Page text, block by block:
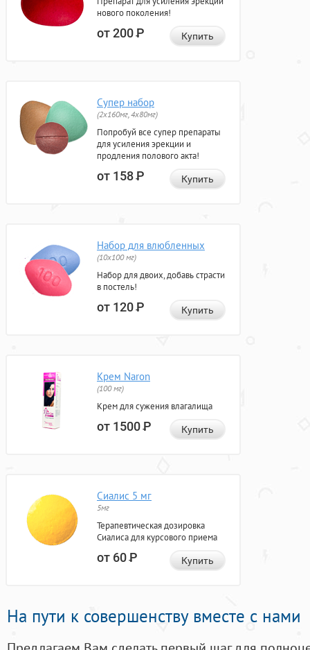
нового поколения!
от 200Р Купить
Супер набор
(2х160мг, 4х80мг)
Попробуй все супер препараты
для усиления эрекции и
продления полового акта!
от 158Р Купить
Набор для влюбленных
(10х100 мг)
Набор для двоих, добавь страсти
в постель!
от 120Р Купить
Крем Naron
(100 мг)
Крем для сужения влагалища
от 1500Р Купить
Сиалис 5 мг
5мг
Терапевтическая дозировка
Сиалиса для курсового приема
от 60Р Купить
На пути к совершенству вместе с нами